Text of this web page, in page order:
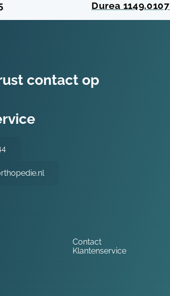
Durea 1149.0107
contact op
Contact
Klantenservice